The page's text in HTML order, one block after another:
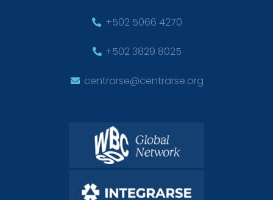
+502 5066 4270
+502 3829 8025
centrarse@centrarse.org